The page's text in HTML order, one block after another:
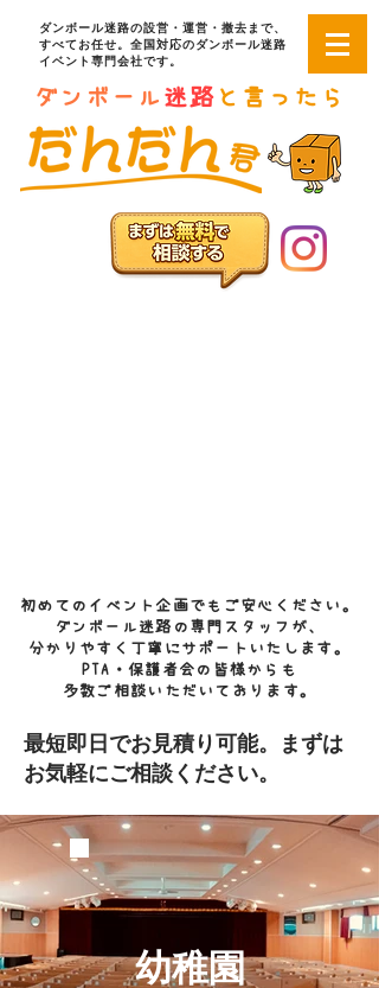
ダンボール迷路の設営・運営・撤去まで、
すべてお任せ。全国対応のダンボール迷路
イベント専門会社です。
ダンボール 迷路 と言ったら
初めてのイベント企画でもご安心ください。
ダンボール迷路の専門スタッフが、
分かりやすく丁寧にサポートいたします。
PTA・保護者会の皆様からも
多数ご相談いただいております。
最短即日でお見積り可能。まずは
お気軽にご相談ください。
幼稚園